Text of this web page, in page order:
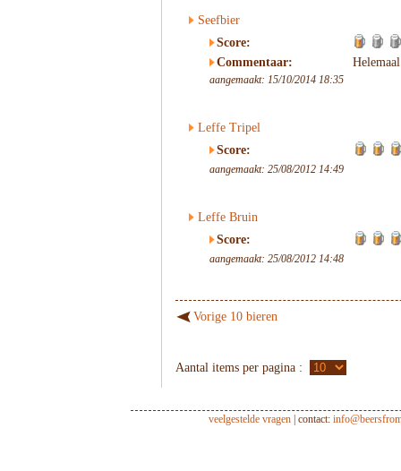
Seefbier
Score:
Commentaar:
aangemaakt: 15/10/2014 18:35
Leffe Tripel
Score:
aangemaakt: 25/08/2012 14:49
Leffe Bruin
Score:
aangemaakt: 25/08/2012 14:48
Vorige 10 bieren
Aantal items per pagina :
veelgestelde vragen | contact: